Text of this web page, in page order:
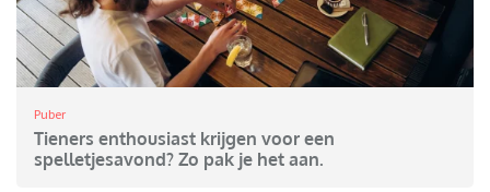
Puber
Tieners enthousiast krijgen voor een
spelletjesavond? Zo pak je het aan.